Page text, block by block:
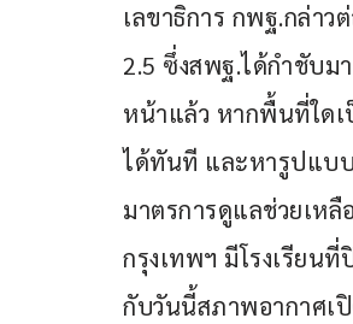
เลขาธิการ กพฐ.กล่าว
2.5 ซึ่งสพฐ.ได้กำชับม
หน้าแล้ว หากพื้นที่ใดเ
ได้ทันที และหารูปแบบ
มาตรการดูแลช่วยเห
กรุงเทพฯ มีโรงเรียน
กับวันนี้สภาพอากาศเ